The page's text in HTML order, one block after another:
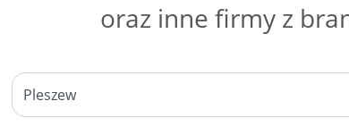
oraz inne firmy z